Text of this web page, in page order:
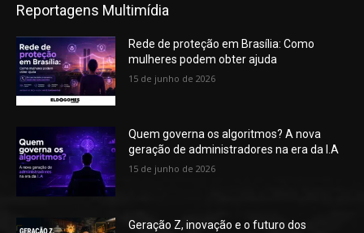
Reportagens Multimídia
Rede de proteção em Brasília: Como
mulheres podem obter ajuda
15 de junho de 2026
Quem governa os algoritmos? A nova
geração de administradores na era da I.A
15 de junho de 2026
Geração Z, inovação e o futuro dos